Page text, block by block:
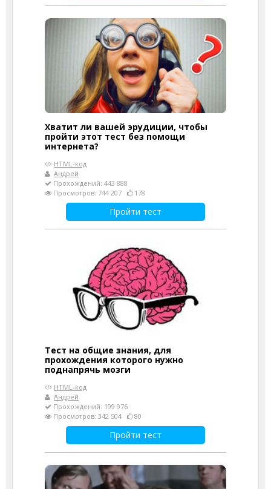
Хватит ли вашей эрудиции, чтобы
пройти этот тест без помощи
интернета?
HTML-код
Андрей
Прохождений: 443 888
Просмотров: 744 207
178
Пройти тест
Тест на общие знания, для
прохождения которого нужно
поднапрячь мозги
HTML-код
Андрей
Прохождений: 199 976
Просмотров: 342 504
80
Пройти тест